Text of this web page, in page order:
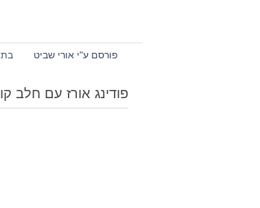
פורסם ע"י אורי שביט
פודינג אורז עם חלב